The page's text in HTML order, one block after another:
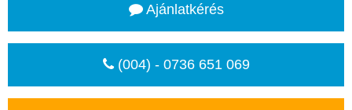
Ajánlatkérés
(004) - 0736 651 069